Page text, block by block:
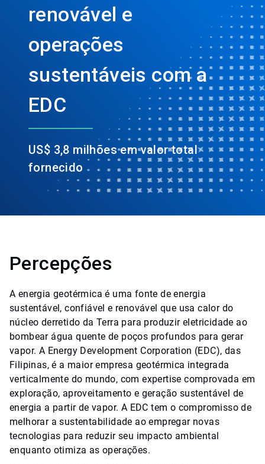
renovável e
operações
sustentáveis com a
EDC
US$ 3,8 milhões em valor total
fornecido
Percepções
A energia geotérmica é uma fonte de energia
sustentável, confiável e renovável que usa calor do
núcleo derretido da Terra para produzir eletricidade ao
bombear água quente de poços profundos para gerar
vapor. A Energy Development Corporation (EDC), das
Filipinas, é a maior empresa geotérmica integrada
verticalmente do mundo, com expertise comprovada em
exploração, aproveitamento e geração sustentável de
energia a partir de vapor. A EDC tem o compromisso de
melhorar a sustentabilidade ao empregar novas
tecnologias para reduzir seu impacto ambiental
enquanto otimiza as operações.